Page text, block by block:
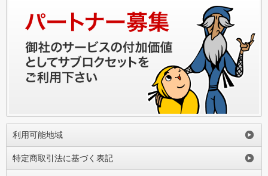
利用可能地域
特定商取引法に基づく表記